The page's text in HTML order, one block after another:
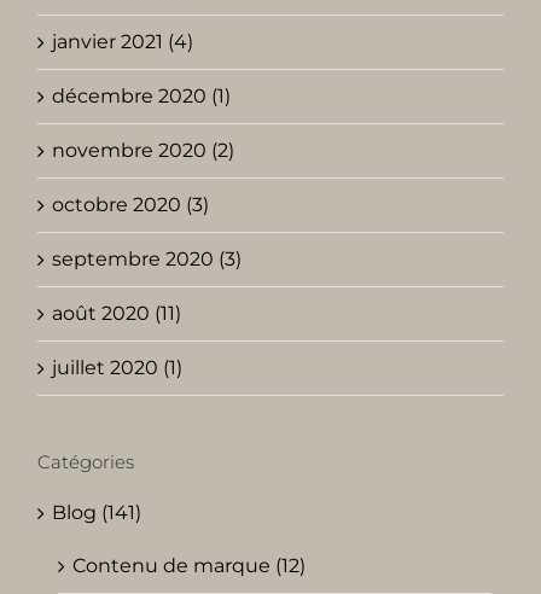
janvier 2021 (4)
décembre 2020 (1)
novembre 2020 (2)
octobre 2020 (3)
septembre 2020 (3)
août 2020 (11)
juillet 2020 (1)
Catégories
Blog (141)
Contenu de marque (12)